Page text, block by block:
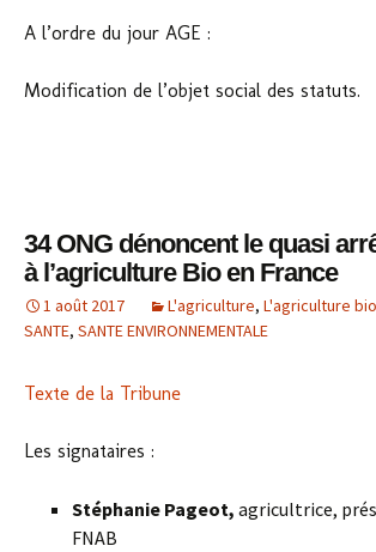
A l’ordre du jour AGE :
Modification de l’objet social des statuts.
34 ONG dénoncent le quasi
à l’agriculture Bio en France
1 août 2017 L'agriculture, L'agriculture
SANTE, SANTE ENVIRONNEMENTALE
Texte de la Tribune
Les signataires :
Stéphanie Pageot, agricultrice,
FNAB